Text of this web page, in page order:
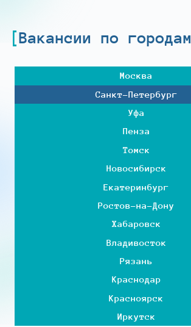
Вакансии по городам
Москва
Санкт-Петербург
Уфа
Пенза
Томск
Новосибирск
Екатеринбург
Ростов-на-Дону
Хабаровск
Владивосток
Рязань
Краснодар
Красноярск
Иркутск